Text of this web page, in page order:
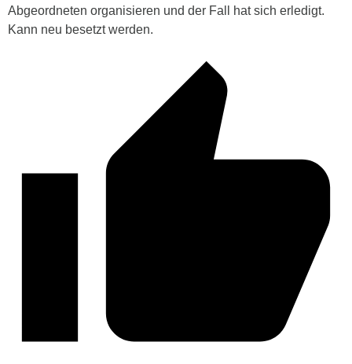
Abgeordneten organisieren und der Fall hat sich erledigt.
Kann neu besetzt werden.